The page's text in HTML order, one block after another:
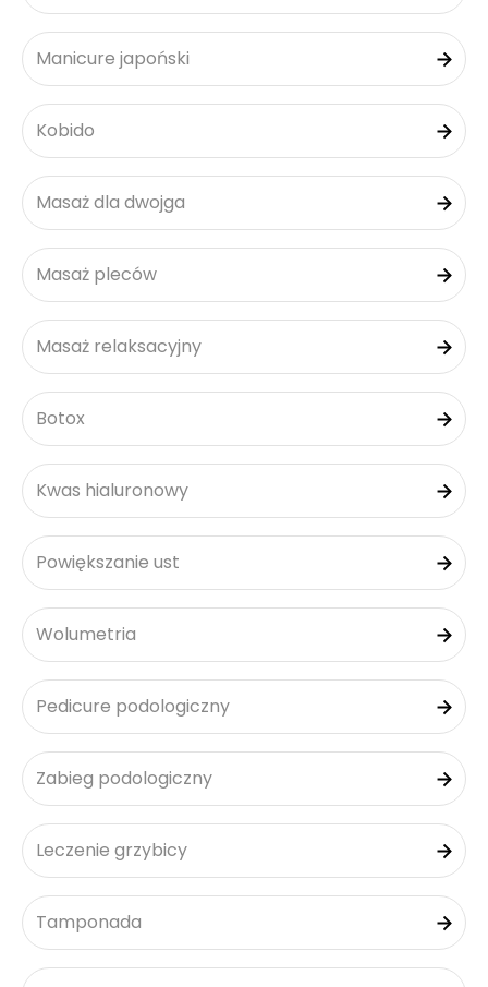
Manicure japoński
Kobido
Masaż dla dwojga
Masaż pleców
Masaż relaksacyjny
Botox
Kwas hialuronowy
Powiększanie ust
Wolumetria
Pedicure podologiczny
Zabieg podologiczny
Leczenie grzybicy
Tamponada